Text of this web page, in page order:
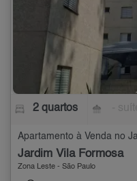
2 quartos
Jardim Vila Formosa
Zona Leste - São Paulo